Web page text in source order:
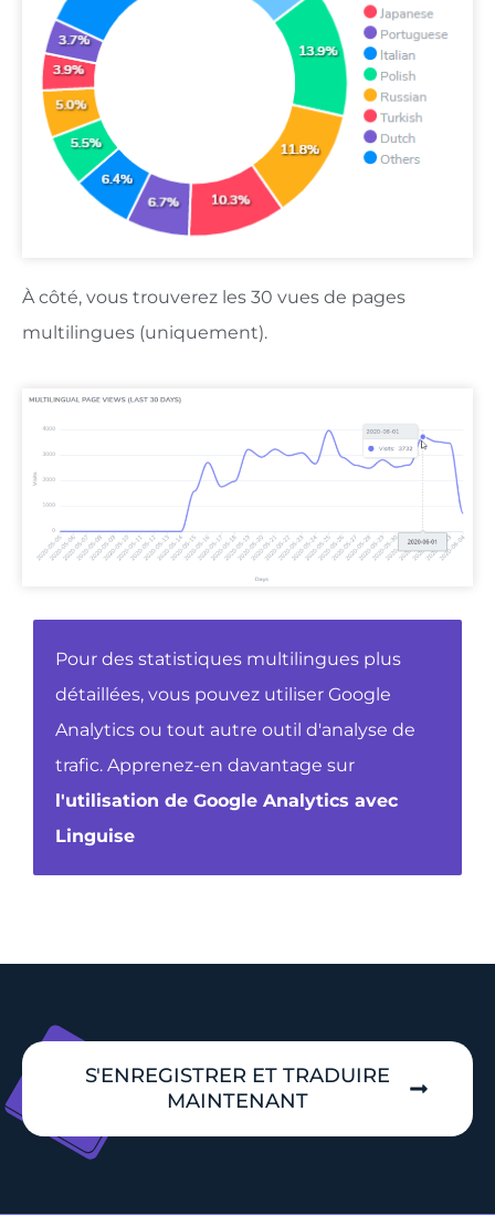
À côté, vous trouverez les 30 vues de pages
multilingues (uniquement).
Pour des statistiques multilingues plus
détaillées, vous pouvez utiliser Google
Analytics ou tout autre outil d'analyse de
trafic. Apprenez-en davantage sur
l'utilisation de Google Analytics avec
Linguise
S'ENREGISTRER ET TRADUIRE
MAINTENANT